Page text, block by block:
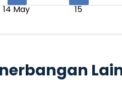
14 May
15